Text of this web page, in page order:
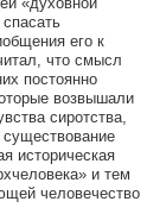
его к
что смысл
постоянно
возвышали
сиротства,
историческая
и тем
человечество